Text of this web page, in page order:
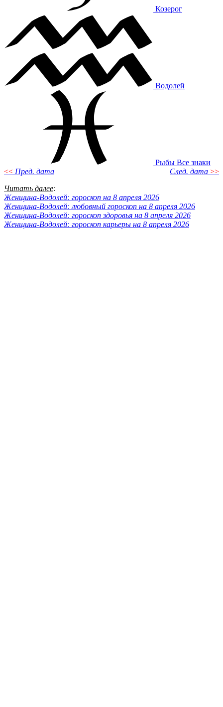
Козерог
Водолей
Рыбы Все знаки
<< Пред. дата След. дата >>
Читать далее:
Женщина-Водолей: гороскоп на 8 апреля 2026
Женщина-Водолей: любовный гороскоп на 8 апреля 2026
Женщина-Водолей: гороскоп здоровья на 8 апреля 2026
Женщина-Водолей: гороскоп карьеры на 8 апреля 2026